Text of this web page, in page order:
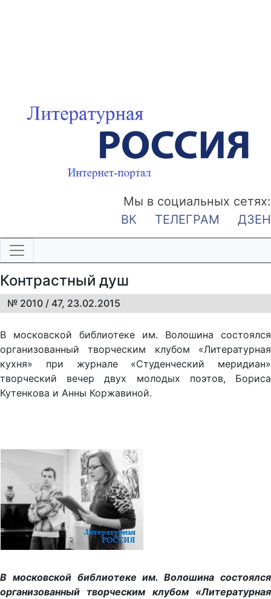
Мы в социальных сетях:
ВК
ТЕЛЕГРАМ ДЗЕН
Контрастный душ
№ 2010 / 47, 23.02.2015
В московской библиотеке им. Волошина состоялся
организованный творческим клубом «Литературная
кухня» при журнале «Студенческий меридиан»
творческий вечер двух молодых поэтов, Бориса
Кутенкова и Анны Коржавиной.
В московской библиотеке им. Волошина состоялся
организованный творческим клубом «Литературная